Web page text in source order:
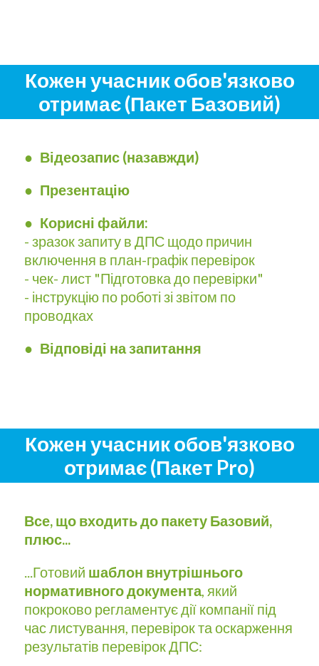
Кожен учасник обов'язково
отримає (Пакет Базовий)
● Відеозапис (назавжди)
● Презентацію
● Корисні файли:
- зразок запиту в ДПС щодо причин
включення в план-графік перевірок
- чек- лист "Підготовка до перевірки"
- інструкцію по роботі зі звітом по
проводках
● Відповіді на запитання
Кожен учасник обов'язково
отримає (Пакет Pro)
Все, що входить до пакету Базовий,
плюс...
...Готовий шаблон внутрішнього
нормативного документа , який
покроково регламентує дії компанії під
час листування, перевірок та оскарження
результатів перевірок ДПС: